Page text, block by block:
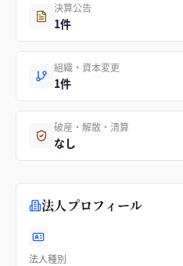
決算公告
1件
組織・資本変更
1件
破産・解散・清算
なし
法人プロフィール
法人種別